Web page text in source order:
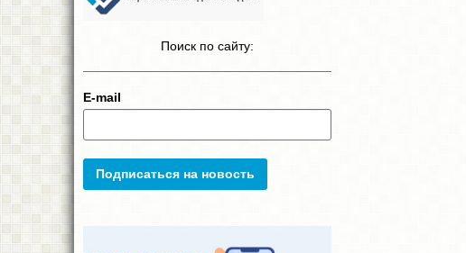
Поиск по сайту:
E-mail
Подписаться на новость